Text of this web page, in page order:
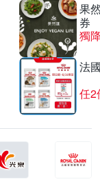
果
券
獨
法
任2